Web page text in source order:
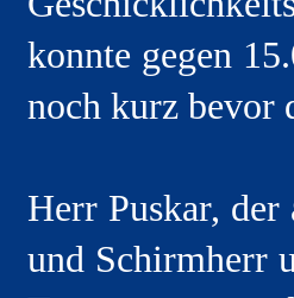
konnte gegen
noch kurz bevor
Herr Puskar,
und Schirmherr